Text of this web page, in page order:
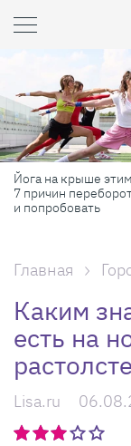
Йога на крыше
7 причин
и попробовать
Главная
Каким
есть на
Lisa.ru